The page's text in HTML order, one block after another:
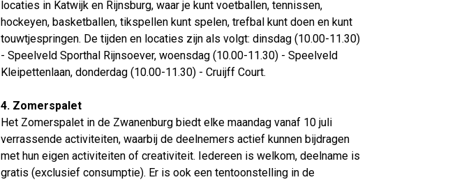
locaties in Katwijk en Rijnsburg, waar je kunt voetballen, tennissen,
hockeyen, basketballen, tikspellen kunt spelen, trefbal kunt doen en kunt
touwtjespringen. De tijden en locaties zijn als volgt: dinsdag (10.00-11.30)
- Speelveld Sporthal Rijnsoever, woensdag (10.00-11.30) - Speelveld
Kleipettenlaan, donderdag (10.00-11.30) - Cruijff Court.
4. Zomerspalet
Het Zomerspalet in de Zwanenburg biedt elke maandag vanaf 10 juli
verrassende activiteiten, waarbij de deelnemers actief kunnen bijdragen
met hun eigen activiteiten of creativiteit. Iedereen is welkom, deelname is
gratis (exclusief consumptie). Er is ook een tentoonstelling in de